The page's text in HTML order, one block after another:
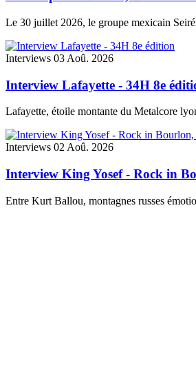
Le 30 juillet 2026, le groupe mexicain
Interviews 03 Aoû. 2026
Interview Lafayette - 34H 8e
Lafayette, étoile montante du Metalcore
Interviews 02 Aoû. 2026
Interview King Yosef - Rock in
Entre Kurt Ballou, montagnes russes